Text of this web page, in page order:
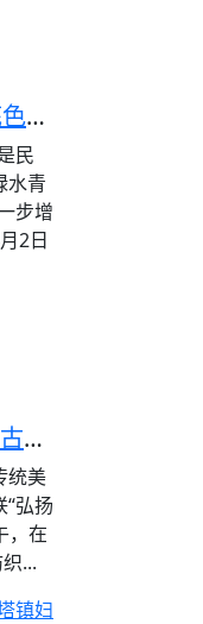
榆阳区古塔镇开展“厚植生态底色，聚力绿色崛起”义务植树活动
民
水青
步增
2日
衣旧暖心 让爱循环——榆阳区古塔镇妇联开展“爱为宝”废旧纺织品捐赠活动
统美
弘扬
，在
...
镇妇